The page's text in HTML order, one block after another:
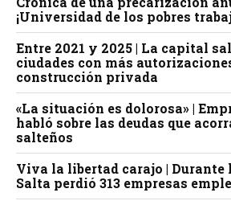
¡Universidad de los pobres
Entre 2021 y 2025 | La capital
ciudades con más
construcción privada
«La situación es dolorosa» |
habló sobre las deudas que
salteños
Viva la libertad carajo |
Salta perdió 313 empresas